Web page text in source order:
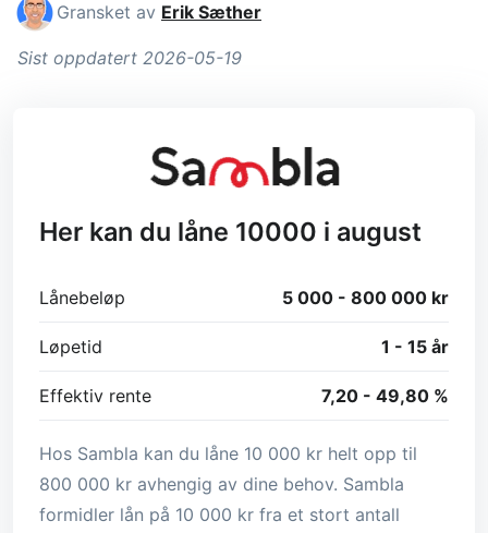
Gransket av Erik Sæther
Sist oppdatert 2026-05-19
Her kan du låne 10000 i august
Lånebeløp 5 000 - 800 000 kr
Løpetid 1 - 15 år
Effektiv rente 7,20 - 49,80 %
Hos Sambla kan du låne 10 000 kr helt opp til
800 000 kr avhengig av dine behov. Sambla
formidler lån på 10 000 kr fra et stort antall